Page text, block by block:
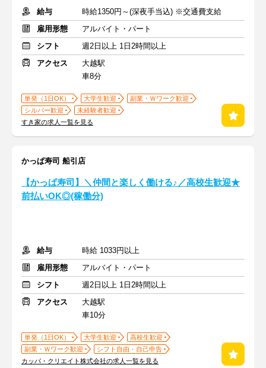
給与
時給1350円～(深夜手当込) ※交通費支給
雇用形態
アルバイト・パート
シフト
週2日以上 1日2時間以上
アクセス
大越駅
車8分
単発（1日OK） 大学生歓迎
副業・Ｗワーク歓迎
シルバー歓迎
未経験者歓迎
すき家の求人一覧を見る
かっぱ寿司 船引店
【かっぱ寿司】＼仲間と楽しく働ける♪／高校生歓迎★
前払いOK◎(稼働分)
給与
時給 1033円以上
雇用形態
アルバイト・パート
シフト
週2日以上 1日2時間以上
アクセス
大越駅
車10分
単発（1日OK） 大学生歓迎
高校生歓迎
副業・Ｗワーク歓迎
シフト自由・自己申告
カッパ・クリエイト株式会社の求人一覧を見る